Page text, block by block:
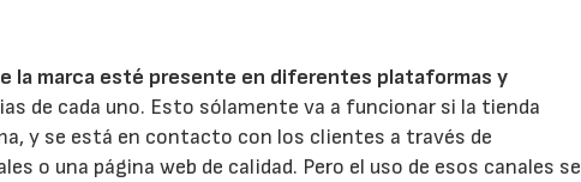
la marca esté presente en diferentes plataformas y
de cada uno. Esto sólamente va a funcionar si la tienda
y se está en contacto con los clientes a través de
o una página web de calidad. Pero el uso de esos canales se